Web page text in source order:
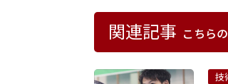
関連記事 こちら
技